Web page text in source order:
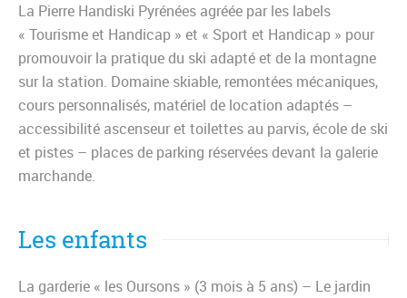
La Pierre Handiski Pyrénées agréée par les labels
« Tourisme et Handicap » et « Sport et Handicap » pour
promouvoir la pratique du ski adapté et de la montagne
sur la station. Domaine skiable, remontées mécaniques,
cours personnalisés, matériel de location adaptés –
accessibilité ascenseur et toilettes au parvis, école de ski
et pistes – places de parking réservées devant la galerie
marchande.
Les enfants
La garderie « les Oursons » (3 mois à 5 ans) – Le jardin